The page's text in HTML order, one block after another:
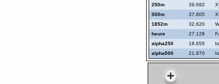
250m
39.692
500m
37.605
1852m
32.620
heure
27.128
alpha250
18.655
alpha500
21.870